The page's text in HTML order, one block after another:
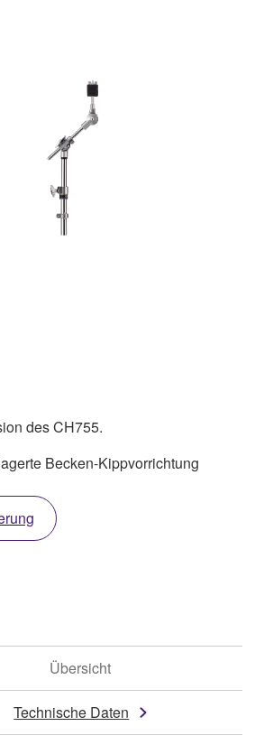
des CH755.
Becken-Kippvorrichtung
Übersicht
Technische Daten